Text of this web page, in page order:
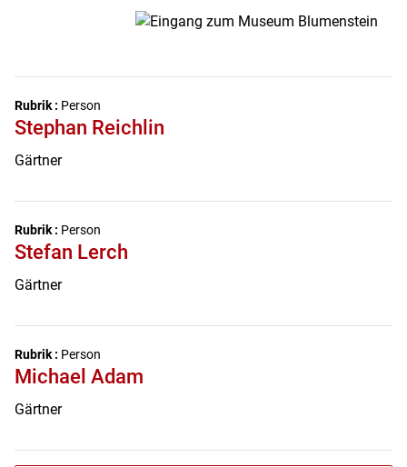
Stephan Reichlin
Rubrik : Person
Gärtner
Stefan Lerch
Rubrik : Person
Gärtner
Michael Adam
Rubrik : Person
Gärtner